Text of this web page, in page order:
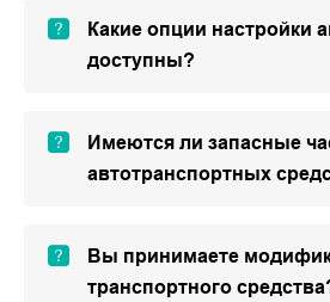
Какие опции настройки
доступны?
Имеются ли запасные
автотранспортных
Вы принимаете
транспортного